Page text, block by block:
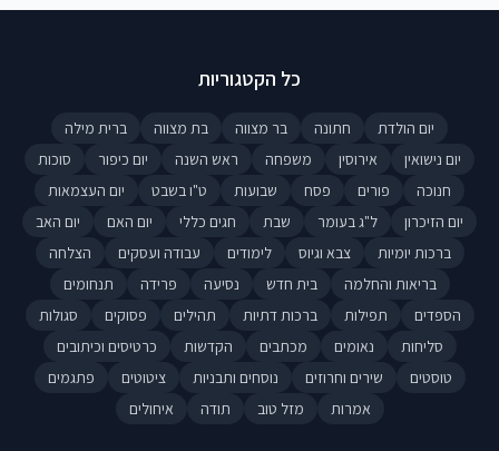
כל הקטגוריות
יום הולדת חתונה בר מצווה בת מצווה
ברית מילה
יום נישואין
אירוסין משפחה ראש השנה יום כיפור
סוכות
חנוכה
פורים פסח שבועות ט"ו בשבט
יום העצמאות
יום הזיכרון
ל"ג בעומר שבת חגים כללי יום האם
יום האב
ברכות יומיות
צבא וגיוס לימודים עבודה ועסקים
הצלחה
בריאות והחלמה
בית חדש נסיעה פרידה
תנחומים
הספדים
תפילות ברכות דתיות תהילים פסוקים
סגולות
סליחות
נאומים מכתבים הקדשות
כרטיסים וכיתובים
טוסטים
שירים וחרוזים נוסחים ותבניות ציטוטים
פתגמים
אמרות
מזל טוב תודה איחולים